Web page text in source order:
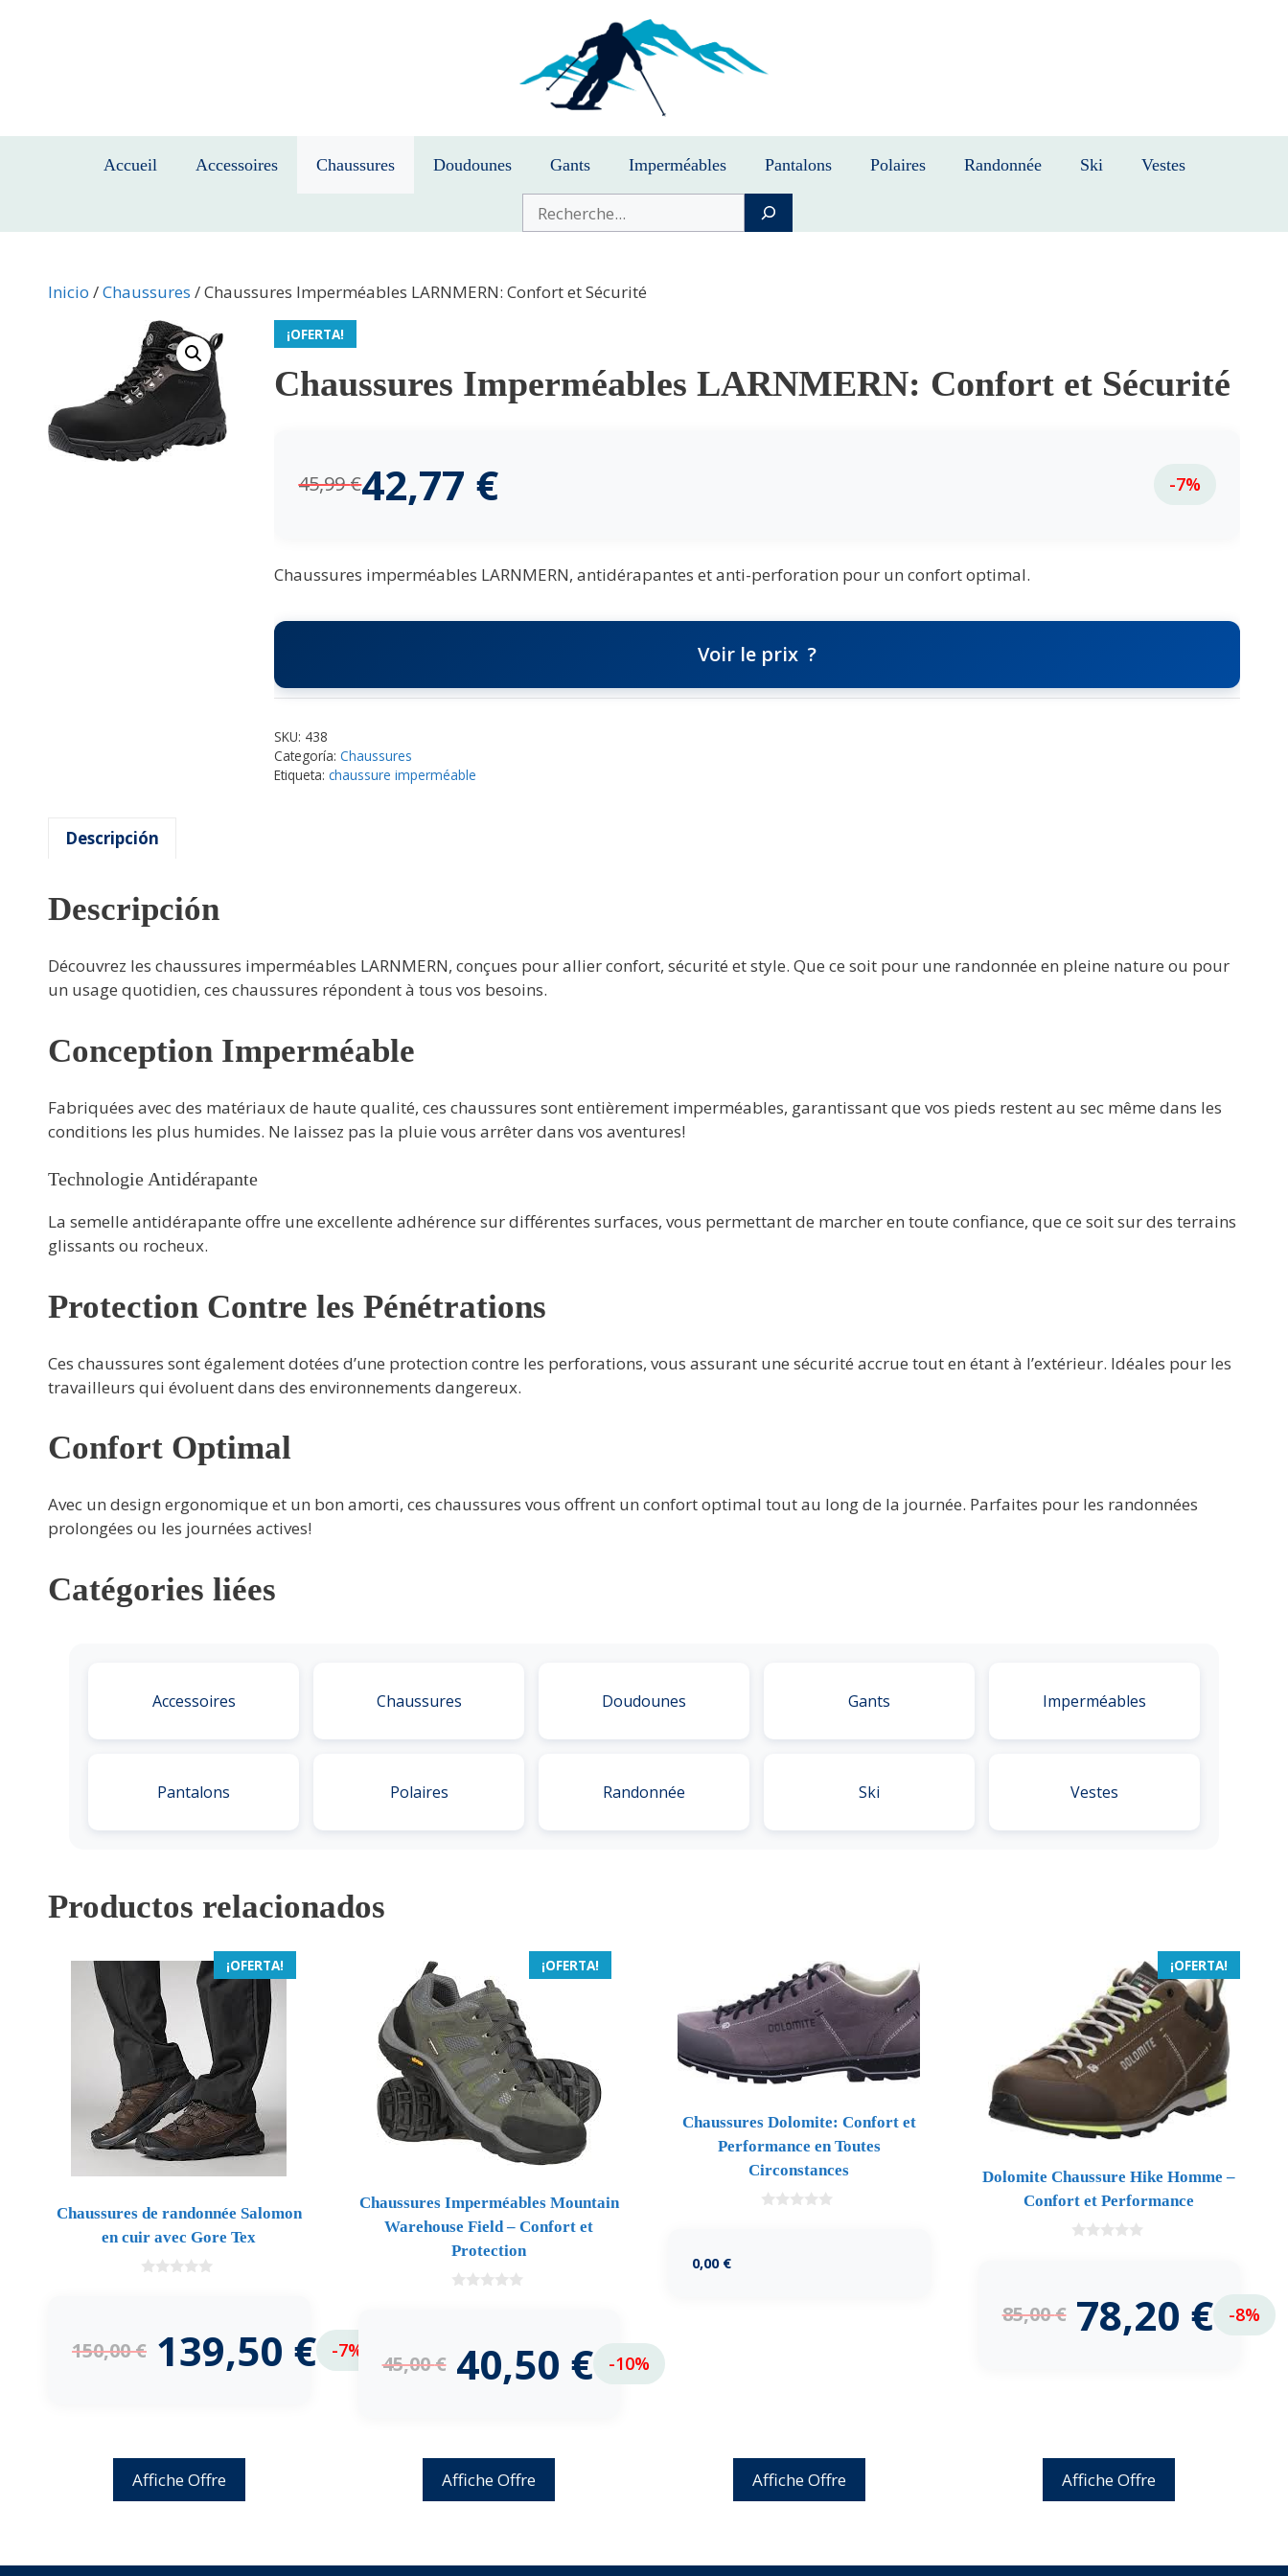
Accueil Accessoires Chaussures Doudounes Gants Imperméables Pantalons Polaires Randonnée Ski Vestes
Buscar
Inicio /Chaussures / Chaussures Imperméables LARNMERN: Confort et Sécurité
¡OFERTA!
Chaussures Imperméables LARNMERN: Confort et Sécurité
45,99€42,77 € -7%
Chaussures imperméables LARNMERN, antidérapantes et anti-perforation pour un confort optimal.
Voir le prix
SKU: 438
Categoría:Chaussures
Etiqueta:chaussure imperméable
Descripción
Descripción
Découvrez les chaussures imperméables LARNMERN, conçues pour allier confort, sécurité et style. Que ce soit pour une randonnée en pleine nature ou pour
un usage quotidien, ces chaussures répondent à tous vos besoins.
Conception Imperméable
Fabriquées avec des matériaux de haute qualité, ces chaussures sont entièrement imperméables, garantissant que vos pieds restent au sec même dans les
conditions les plus humides. Ne laissez pas la pluie vous arrêter dans vos aventures!
Technologie Antidérapante
La semelle antidérapante offre une excellente adhérence sur différentes surfaces, vous permettant de marcher en toute confiance, que ce soit sur des terrains
glissants ou rocheux.
Protection Contre les Pénétrations
Ces chaussures sont également dotées d’une protection contre les perforations, vous assurant une sécurité accrue tout en étant à l’extérieur. Idéales pour les
travailleurs qui évoluent dans des environnements dangereux.
Confort Optimal
Avec un design ergonomique et un bon amorti, ces chaussures vous offrent un confort optimal tout au long de la journée. Parfaites pour les randonnées
prolongées ou les journées actives!
Catégories liées
Accessoires Chaussures Doudounes Gants Imperméables
Pantalons Polaires Randonnée Ski Vestes
Productos relacionados
¡OFERTA!
Chaussures de randonnée Salomon
en cuir avec Gore Tex
150,00€ 139,50 € -7%
Affiche Offre
¡OFERTA!
Chaussures Imperméables Mountain
Warehouse Field – Confort et
Protection
45,00€ 40,50 € -10%
Affiche Offre
Chaussures Dolomite: Confort et
Performance en Toutes
Circonstances
0,00 €
Affiche Offre
¡OFERTA!
Dolomite Chaussure Hike Homme –
Confort et Performance
85,00€ 78,20 € -8%
Affiche Offre